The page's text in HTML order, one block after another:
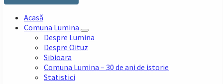
Acasă
Comuna Lumina
Despre Lumina
Despre Oituz
Sibioara
Comuna Lumina – 30 de ani de istorie
Statistici